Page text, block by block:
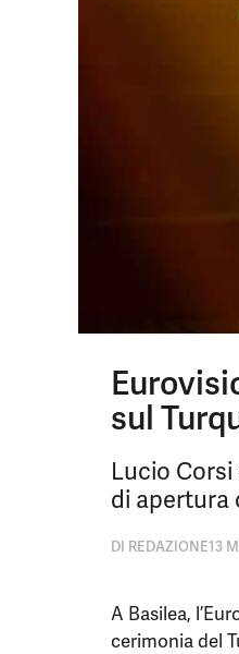
sul
Lucio
di apertura
DI REDAZIONE13
A Basilea,
cerimonia del